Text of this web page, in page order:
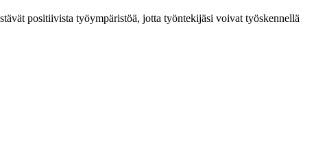
positiivista työympäristöä, jotta työntekijäsi voivat työskennellä